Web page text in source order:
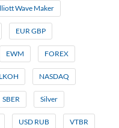
Wave Maker
EUR GBP
EWM FOREX
LKOH NASDAQ
SBER Silver
USD RUB VTBR